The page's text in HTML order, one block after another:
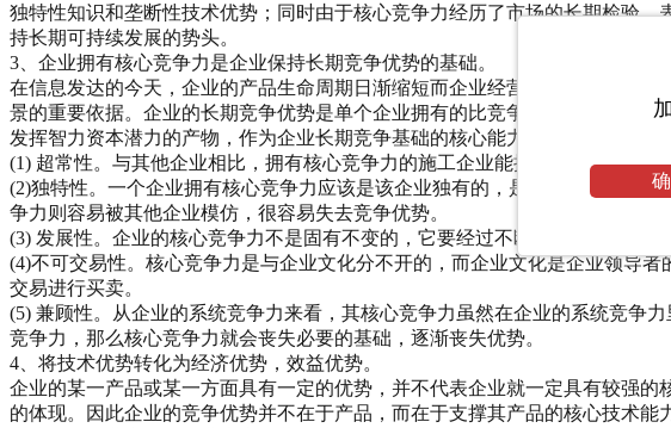
独特性知识和垄断性技术优势；同时由于核心竞争力经历了市场的长期检验
持长期可持续发展的势头。
3、企业拥有核心竞争力是企业保持长期竞争优势的基础。
在信息发达的今天，企业的产品生命周期日渐缩短而企业经营日益国际化。
景的重要依据。企业的长期竞争优势是单个企业拥有的比竞争对手能够更加
发挥智力资本潜力的产物，作为企业长期竞争基础的核心能力必须具有如下特
(1) 超常性。与其他企业相比，拥有核心竞争力的施工企业能拥有更高的劳动
(2)独特性。一个企业拥有核心竞争力应该是该企业独有的，是其它企业无法
争力则容易被其他企业模仿，很容易失去竞争优势。
(3) 发展性。企业的核心竞争力不是固有不变的，它要经过不断的学习、总结、
(4)不可交易性。核心竞争力是与企业文化分不开的，而企业文化是企业领导
交易进行买卖。
(5) 兼顾性。从企业的系统竞争力来看，其核心竞争力虽然在企业的系统竞争
竞争力，那么核心竞争力就会丧失必要的基础，逐渐丧失优势。
4、将技术优势转化为经济优势，效益优势。
企业的某一产品或某一方面具有一定的优势，并不代表企业就一定具有较强
的体现。因此企业的竞争优势并不在于产品，而在于支撑其产品的核心技术能